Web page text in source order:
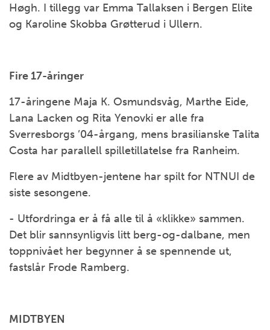
Høgh. I tillegg var Emma Tallaksen i Bergen Elite
og Karoline Skobba Grøtterud i Ullern.
Fire 17-åringer
17-åringene Maja K. Osmundsvåg, Marthe Eide,
Lana Lacken og Rita Yenovki er alle fra
Sverresborgs ’04-årgang, mens brasilianske Talita
Costa har parallell spilletillatelse fra Ranheim.
Flere av Midtbyen-jentene har spilt for NTNUI de
siste sesongene.
- Utfordringa er å få alle til å «klikke» sammen.
Det blir sannsynligvis litt berg-og-dalbane, men
toppnivået her begynner å se spennende ut,
fastslår Frode Ramberg.
MIDTBYEN